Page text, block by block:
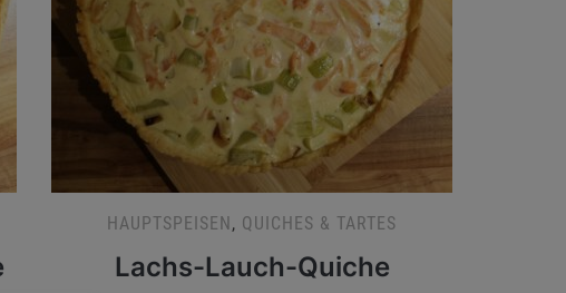
HAUPTSPEISEN, QUICHES & TARTES
Lachs-Lauch-Quiche